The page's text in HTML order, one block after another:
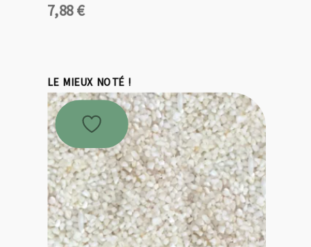
7,88€
LE MIEUX NOTÉ !